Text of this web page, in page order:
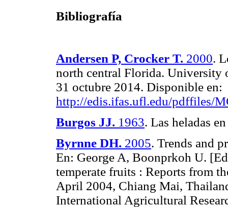
Bibliografía
Andersen P, Crocker T. 2000.
north central Florida. University
31 octubre 2014. Disponible en:
http://edis.ifas.ufl.edu/pdffiles/
Burgos JJ. 1963. Las heladas
Byrnne DH. 2005. Trends and
En: George A, Boonprkoh U.
temperate fruits : Reports from
April 2004, Chiang Mai,
International Agricultural